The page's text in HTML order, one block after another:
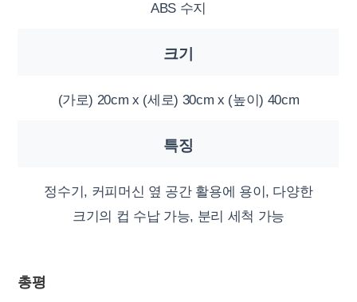
ABS 수지
크기
(가로) 20cm x (세로) 30cm x (높이) 40cm
특징
정수기, 커피머신 옆 공간 활용에 용이, 다양한
크기의 컵 수납 가능, 분리 세척 가능
총평